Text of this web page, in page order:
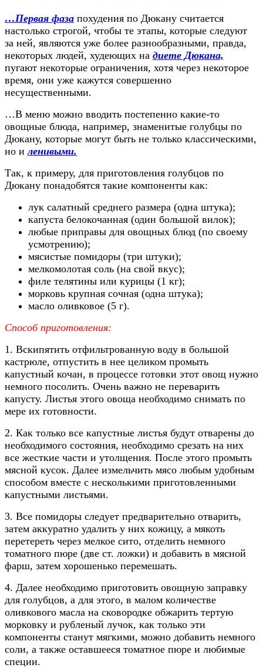
…Первая фаза похудения по Дюкану считается
настолько строгой, чтобы те этапы, которые следуют
за ней, являются уже более разнообразными, правда,
некоторых людей, худеющих на диете Дюкана,
пугают некоторые ограничения, хотя через некоторое
время, они уже кажутся совершенно
несущественными.
…В меню можно вводить постепенно какие-то
овощные блюда, например, знаменитые голубцы по
Дюкану, которые могут быть не только классическими,
но иленивыми.
Так, к примеру, для приготовления голубцов по
Дюкану понадобятся такие компоненты как:
лук салатный среднего размера (одна штука);
капуста белокочанная (один большой вилок);
любые приправы для овощных блюд (по своему
усмотрению);
мясистые помидоры (три штуки);
мелкомолотая соль (на свой вкус);
филе телятины или курицы (1 кг);
морковь крупная сочная (одна штука);
масло оливковое (5 г).
Способ приготовления:
1. Вскипятить отфильтрованную воду в большой
кастрюле, отпустить в нее целиком промыть
капустный кочан, в процессе готовки этот овощ нужно
немного посолить. Очень важно не переварить
капусту. Листья этого овоща необходимо снимать по
мере их готовности.
2. Как только все капустные листья будут отварены до
необходимого состояния, необходимо срезать на них
все жесткие части и утолщения. После этого промыть
мясной кусок. Далее измельчить мясо любым удобным
способом вместе с несколькими приготовленными
капустными листьями.
3. Все помидоры следует предварительно отварить,
затем аккуратно удалить у них кожицу, а мякоть
перетереть через мелкое сито, отделить немного
томатного пюре (две ст. ложки) и добавить в мясной
фарш, затем хорошенько перемешать.
4. Далее необходимо приготовить овощную заправку
для голубцов, а для этого, в малом количестве
оливкового масла на сковородке обжарить тертую
морковку и рубленый лучок, как только эти
компоненты станут мягкими, можно добавить немного
соли, а также оставшееся томатное пюре и любимые
специи.